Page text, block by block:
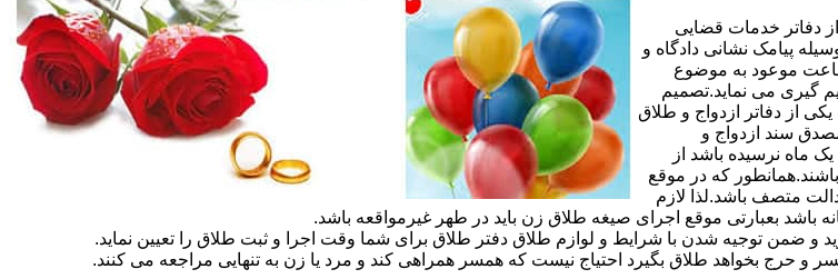
دفاتر خدمات قضایی
پیامک نشانی دادگاه و
ساعت موعود به موضوع
گیری می نماید.تصمیم
از دفاتر ازدواج و طلاق
سند ازدواج و
ماه نرسیده باشد از
که در موقع
متصف باشد.لذا لازم
بعبارتی موقع اجرای صیغه طلاق زن باید در طهر غیرمواقعه باشد.
و ضمن توجیه شدن با شرایط و لوازم طلاق دفتر طلاق برای شما وقت اجرا و ثبت طلاق را تعیین نماید.
حرج بخواهد طلاق بگیرد احتیاج نیست که همسر همراهی کند و مرد یا زن به تنهایی مراجعه می کنند.